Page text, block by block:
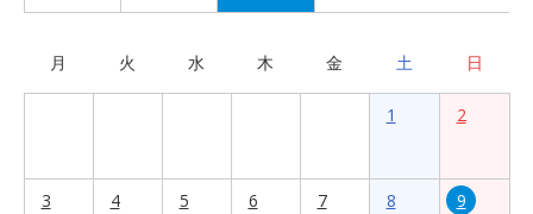
月 火 水 木 金 土 日
1 2
3 4 5 6 7 8 9